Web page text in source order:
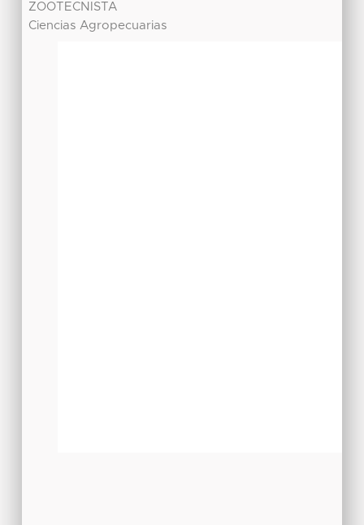
ZOOTECNISTA
Ciencias Agropecuarias